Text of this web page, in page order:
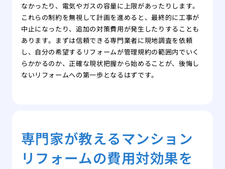
なかったり、電気やガスの容量に上限があったりします。
これらの制約を無視して計画を進めると、最終的に工事が
中止になったり、追加の対策費用が発生したりすることも
あります。まずは信頼できる専門業者に現地調査を依頼
し、自分の希望するリフォームが管理規約の範囲内でいく
らかかるのか、正確な現状把握から始めることが、後悔し
ないリフォームへの第一歩となるはずです。
専門家が教えるマンション
リフォームの費用対効果を